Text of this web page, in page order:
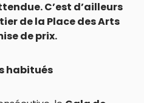
C’est d’ailleurs
de la Place des Arts
de prix.
habitués